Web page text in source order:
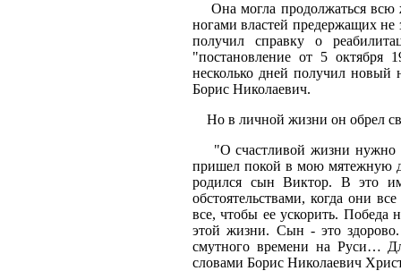
Она могла продолжаться всю
ногами властей предержащих не
получил справку о
"постановление от 5 октября
несколько дней получил новый
Борис Николаевич.
Но в личной жизни он обрел
"О счастливой жизни нужно
пришел покой в мою мятежную
родился сын Виктор. В это
обстоятельствами, когда они
все, чтобы ее ускорить. Победа
этой жизни. Сын - это
смутного времени на Руси…
словами Борис Николаевич